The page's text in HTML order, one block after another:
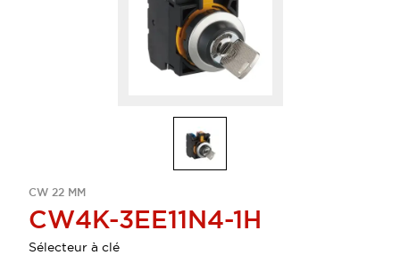
CW 22 MM
CW4K-3EE11N4-1H
Sélecteur à clé